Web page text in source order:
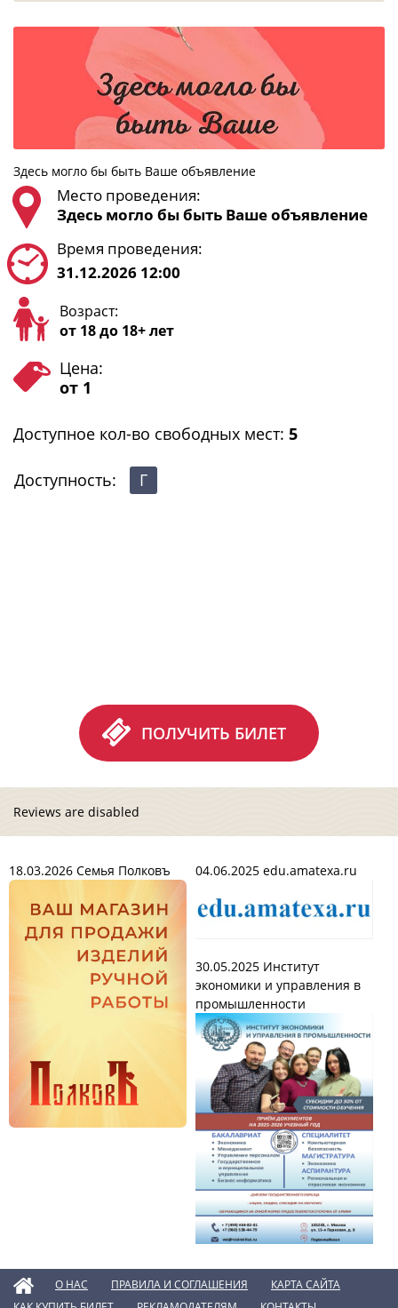
Здесь могло бы быть Ваше объявление
Место проведения:
Здесь могло бы быть Ваше объявление
Время проведения:
31.12.2026 12:00
Возраст:
от 18 до 18+ лет
Цена:
от 1
Доступное кол-во свободных мест: 5
Доступность: Г
ПОЛУЧИТЬ БИЛЕТ
Reviews are disabled
18.03.2026 Семья Полковъ 04.06.2025 edu.amatexa.ru
30.05.2025 Институт
экономики и управления в
промышленности
О НАС ПРАВИЛА И СОГЛАШЕНИЯ
КАРТА САЙТА